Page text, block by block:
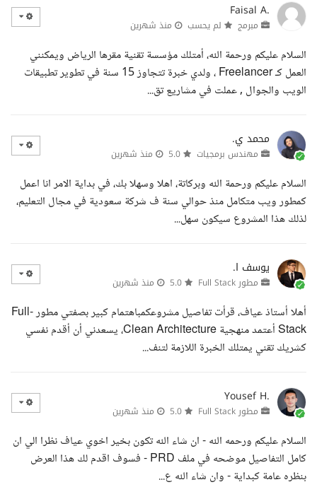
Faisal A.
مبرمج لم يحسب منذ شهرين
السلام عليكم ورحمة الله، أمتلك مؤسسة تقنية مقرها الرياض ويمكنني
العمل كـ Freelancer ، ولدي خبرة تتجاوز 15 سنة في تطوير تطبيقات
الويب والجوال , عملت في مشاريع تق...
محمد ي.
مهندس برمجيات منذ شهرين
السلام عليكم ورحمة الله وبركاتة، اهلا وسهلا بك، في بداية الامر انا اعمل
كمطور ويب متكامل منذ حوالي سنة ف شركة سعودية في مجال التعليم،
لذلك هذا المشروع سيكون سهل...
يوسف ا.
مطور Full Stack منذ شهرين
أهلا أستاذ عياف، قرأت تفاصيل مشروعكمباهتمام كبير بصفتي مطور Full-
Stack أعتمد منهجية Clean Architecture، يسعدني أن أقدم نفسي
كشريك تقني يمتلك الخبرة اللازمة لتنف...
Yousef H.
مطور Full Stack منذ شهرين
السلام عليكم ورحمه الله - ان شاء الله تكون بخير اخوي عياف نظرا الي ان
كامل التفاصيل موضحه في ملف PRD - فسوف اقدم لك هذا العرض
بنظره عامة كبداية - وان شاء الله ع...